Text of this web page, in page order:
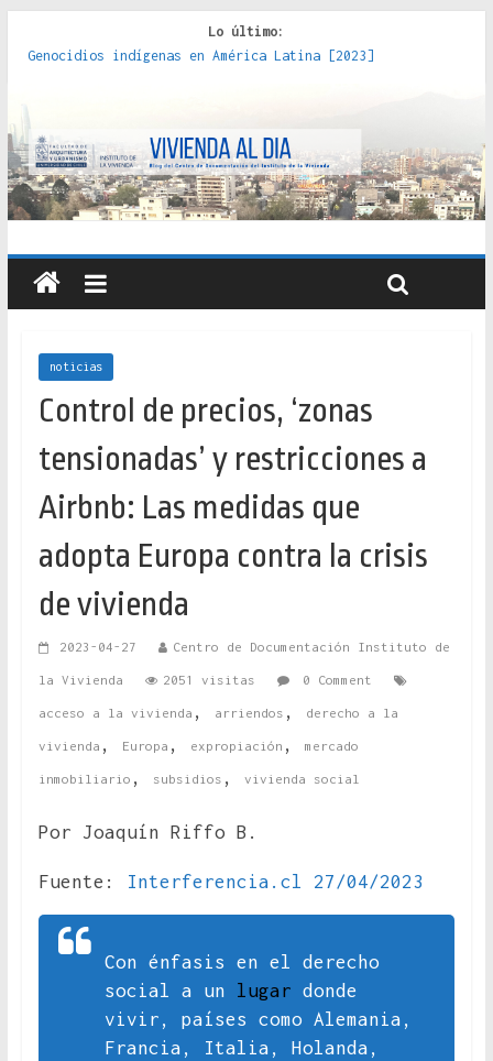
Lo último:
Genocidios indígenas en América Latina [2023]
políticas, prácticas y representaciones [2022]
crítica de las fronteras latinoamericanas [2020]
Criterios técnicos para una vivienda adecuada [2019]
Red de consultorios de la Caja del Seguro Obrero en
Santiago : un patrimonio emblemático [2014]
noticias
Control de precios, ‘zonas
tensionadas’ y restricciones a
Airbnb: Las medidas que
adopta Europa contra la crisis
de vivienda
2023-04-27 Centro de Documentación Instituto de
la Vivienda 2051 visitas 0 Comment
acceso a la vivienda , arriendos , derecho a la
vivienda , Europa , expropiación , mercado
inmobiliario , subsidios , vivienda social
Por Joaquín Riffo B.
Fuente: Interferencia.cl 27/04/2023
Con énfasis en el derecho
social a un lugar donde
vivir, países como Alemania,
Francia, Italia, Holanda,